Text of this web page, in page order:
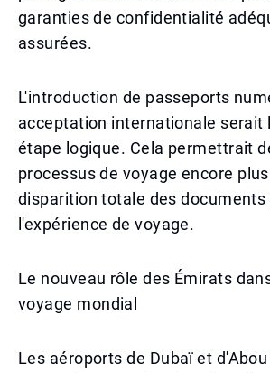
garanties de confidentialité
assurées.
L'introduction de passeports
acceptation internationale serait
étape logique. Cela permettrait
processus de voyage encore
disparition totale des documents
l'expérience de voyage.
Le nouveau rôle des Émirats
voyage mondial
Les aéroports de Dubaï et